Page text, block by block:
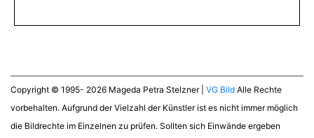
Copyright © 1995- 2026 Mageda Petra Stelzner | VG Bild Alle Rechte
vorbehalten. Aufgrund der Vielzahl der Künstler ist es nicht immer möglich
die Bildrechte im Einzelnen zu prüfen. Sollten sich Einwände ergeben